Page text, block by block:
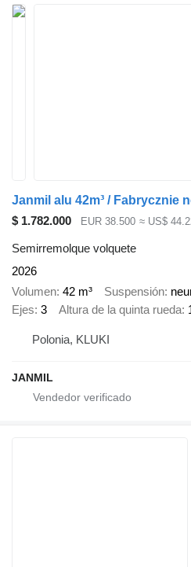
Janmil alu 42m³ / Fabrycznie
$ 1.782.000
EUR 38.500 ≈ US$
Semirremolque volquete
2026
Volumen 42 m³ Suspensión
Ejes 3 Altura de la quinta rueda
Polonia, KLUKI
JANMIL